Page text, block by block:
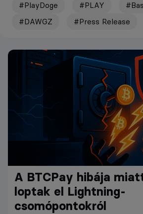
#PlayDoge
#PLAY
#DAWGZ
#Press Release
A BTCPay hibája
loptak el Lightning-
csomópontokról